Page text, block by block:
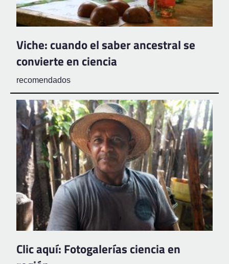
Viche: cuando el saber ancestral se
convierte en ciencia
recomendados
Clic aquí: Fotogalerías ciencia en